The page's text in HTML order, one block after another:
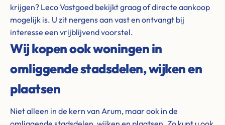
krijgen? Leco Vastgoed bekijkt graag of directe aankoop
mogelijk is. U zit nergens aan vast en ontvangt bij
interesse een vrijblijvend voorstel.
Wij kopen ook woningen in
omliggende stadsdelen, wijken en
plaatsen
Niet alleen in de kern van Arum, maar ook in de